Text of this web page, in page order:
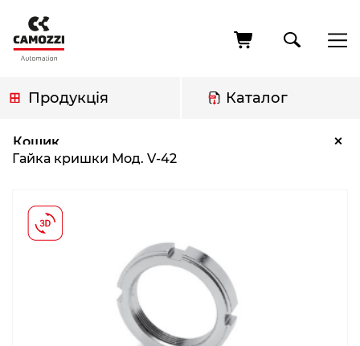
основного
вмісту
Продукція Каталог
Кошик ×
навіґації
Гайка кришки Мод. V-42